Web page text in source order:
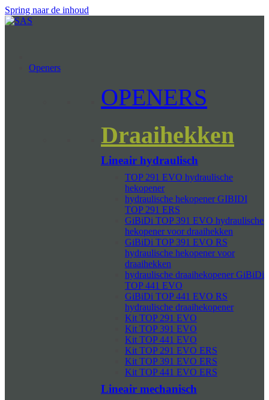
Spring naar de inhoud
Openers
OPENERS
Draaihekken
Lineair hydraulisch
TOP 291 EVO hydraulische
hekopener
hydraulische hekopener GIBIDI
TOP 291 ERS
GiBiDi TOP 391 EVO hydraulische
hekopener voor draaihekken
GiBiDi TOP 391 EVO RS
hydraulische hekopener voor
draaihekken
hydraulische draaihekopener GiBiDi
TOP 441 EVO
GiBiDi TOP 441 EVO RS
hydraulische draaihekopener
Kit TOP 291 EVO
Kit TOP 391 EVO
Kit TOP 441 EVO
Kit TOP 291 EVO ERS
Kit TOP 391 EVO ERS
Kit TOP 441 EVO ERS
Lineair mechanisch